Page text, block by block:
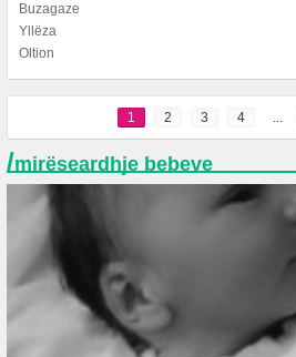
Buzagaze
Yllëza
Oltion
1 2 3 4 ...
/mirëseardhje bebeve